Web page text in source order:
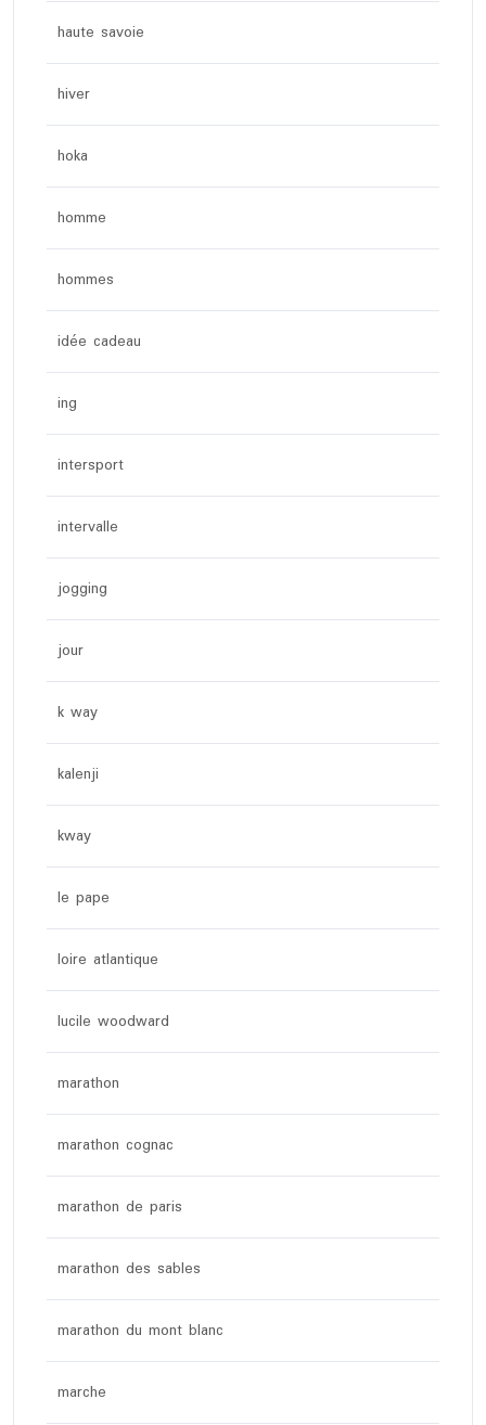
haute savoie
hiver
hoka
homme
hommes
idée cadeau
ing
intersport
intervalle
jogging
jour
k way
kalenji
kway
le pape
loire atlantique
lucile woodward
marathon
marathon cognac
marathon de paris
marathon des sables
marathon du mont blanc
marche